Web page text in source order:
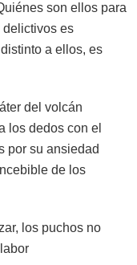
son ellos para
delictivos es
a ellos, es
del volcán
los dedos con el
por su ansiedad
de los
los puchos no